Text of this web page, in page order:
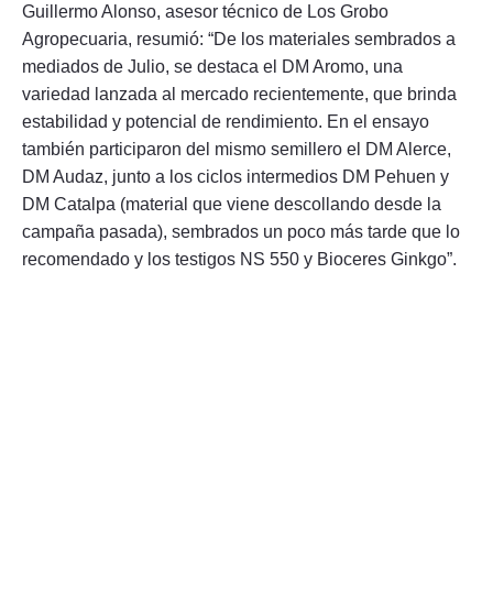
Guillermo Alonso, asesor técnico de Los Grobo
Agropecuaria, resumió: “De los materiales sembrados a
mediados de Julio, se destaca el DM Aromo, una
variedad lanzada al mercado recientemente, que brinda
estabilidad y potencial de rendimiento. En el ensayo
también participaron del mismo semillero el DM Alerce,
DM Audaz, junto a los ciclos intermedios DM Pehuen y
DM Catalpa (material que viene descollando desde la
campaña pasada), sembrados un poco más tarde que lo
recomendado y los testigos NS 550 y Bioceres Ginkgo”.